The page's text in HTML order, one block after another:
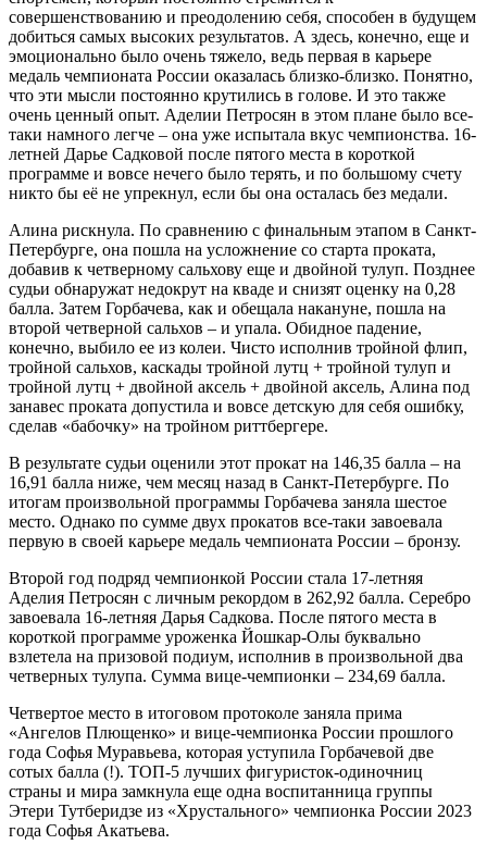
совершенствованию и преодолению себя, способен в будущем
добиться самых высоких результатов. А здесь, конечно, еще и
эмоционально было очень тяжело, ведь первая в карьере
медаль чемпионата России оказалась близко-близко. Понятно,
что эти мысли постоянно крутились в голове. И это также
очень ценный опыт. Аделии Петросян в этом плане было все-
таки намного легче – она уже испытала вкус чемпионства. 16-
летней Дарье Садковой после пятого места в короткой
программе и вовсе нечего было терять, и по большому счету
никто бы её не упрекнул, если бы она осталась без медали.
Алина рискнула. По сравнению с финальным этапом в Санкт-
Петербурге, она пошла на усложнение со старта проката,
добавив к четверному сальхову еще и двойной тулуп. Позднее
судьи обнаружат недокрут на кваде и снизят оценку на 0,28
балла. Затем Горбачева, как и обещала накануне, пошла на
второй четверной сальхов – и упала. Обидное падение,
конечно, выбило ее из колеи. Чисто исполнив тройной флип,
тройной сальхов, каскады тройной лутц + тройной тулуп и
тройной лутц + двойной аксель + двойной аксель, Алина под
занавес проката допустила и вовсе детскую для себя ошибку,
сделав «бабочку» на тройном риттбергере.
В результате судьи оценили этот прокат на 146,35 балла – на
16,91 балла ниже, чем месяц назад в Санкт-Петербурге. По
итогам произвольной программы Горбачева заняла шестое
место. Однако по сумме двух прокатов все-таки завоевала
первую в своей карьере медаль чемпионата России – бронзу.
Второй год подряд чемпионкой России стала 17-летняя
Аделия Петросян с личным рекордом в 262,92 балла. Серебро
завоевала 16-летняя Дарья Садкова. После пятого места в
короткой программе уроженка Йошкар-Олы буквально
взлетела на призовой подиум, исполнив в произвольной два
четверных тулупа. Сумма вице-чемпионки – 234,69 балла.
Четвертое место в итоговом протоколе заняла прима
«Ангелов Плющенко» и вице-чемпионка России прошлого
года Софья Муравьева, которая уступила Горбачевой две
сотых балла (!). ТОП-5 лучших фигуристок-одиночниц
страны и мира замкнула еще одна воспитанница группы
Этери Тутберидзе из «Хрустального» чемпионка России 2023
года Софья Акатьева.